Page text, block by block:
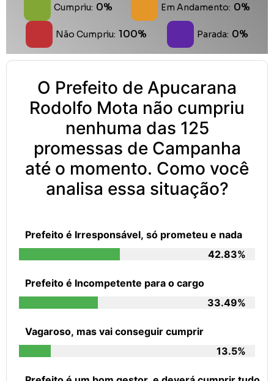
Cumpriu: 0% Em Andamento: 0%
Não Cumpriu: 100% Parada: 0%
O Prefeito de Apucarana
Rodolfo Mota não cumpriu
nenhuma das 125
promessas de Campanha
até o momento. Como você
analisa essa situação?
Prefeito é Irresponsável, só prometeu e nada
42.83%
Prefeito é Incompetente para o cargo
33.49%
Vagaroso, mas vai conseguir cumprir
13.5%